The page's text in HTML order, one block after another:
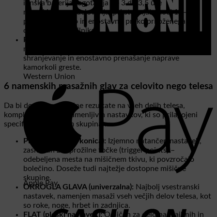
Western Union
Apple Pay
ionska baterija zagotavlja do 3 do 3,5 ure
neprekinjenega delovanja (pri stopnjah moči 10–15),
polni pa se hitro in enostavno preko priloženega
omrežnega polnilnika.
Popoln komplet s torbo:
nastavkov in praktičen etui z zadrgo, ki omogoča varno
shranjevanje in enostavno prenašanje naprave
kamorkoli greste.
6 namenskih masažnih glav za celovito nego telesa
Da bi dosegli optimalne rezultate na vseh delih telesa,
komplet vsebuje 6 zamenljivih nastavkov, ki so prilagojeni
specifičnim mišičnim skupinam:
PRST (natančna konica): Izjemno natančen nastavek,
zasnovan za sprožilne točke (trigger points) –
odebeljena mesta na mišičnem tkivu, ki povzročajo
bolečino. Doseže tudi najtežje dostopne mišične
skupine.
OKROGLA GLAVA (univerzalna): Najbolj vsestranski
nastavek, namenjen masaži vseh večjih delov telesa, kot
so roke, noge, hrbet in zadnjica.
FLAT (ploski nastavek):Odličen za delo na majhnih in